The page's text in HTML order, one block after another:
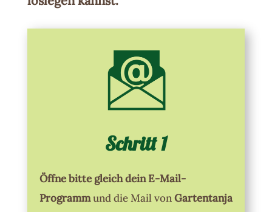
Schritt 1
Öffne bitte gleich dein E-Mail-
Programmund die Mail vonGartentanja